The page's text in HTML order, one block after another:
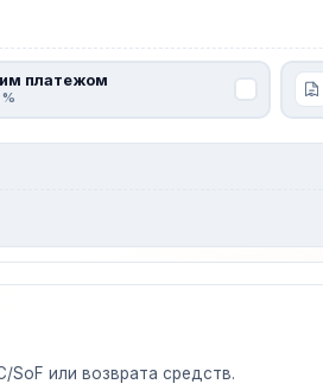
платежом
или возврата средств.